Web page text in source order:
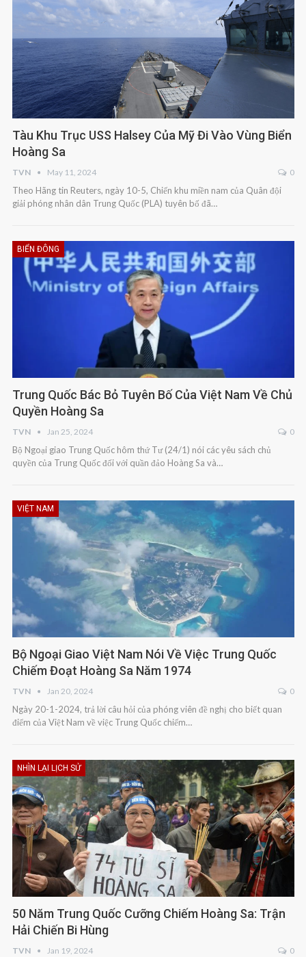
Tàu Khu Trục USS Halsey Của Mỹ Đi Vào Vùng Biển
Hoàng Sa
TVN May 11, 2024 0
Theo Hãng tin Reuters, ngày 10-5, Chiến khu miền nam của Quân đội
giải phóng nhân dân Trung Quốc (PLA) tuyên bố đã…
BIỂN ĐÔNG
Trung Quốc Bác Bỏ Tuyên Bố Của Việt Nam Về Chủ
Quyền Hoàng Sa
TVN Jan 25, 2024 0
Bộ Ngoại giao Trung Quốc hôm thứ Tư (24/1) nói các yêu sách chủ
quyền của Trung Quốc đối với quần đảo Hoàng Sa và…
VIỆT NAM
Bộ Ngoại Giao Việt Nam Nói Về Việc Trung Quốc
Chiếm Đoạt Hoàng Sa Năm 1974
TVN Jan 20, 2024 0
Ngày 20-1-2024, trả lời câu hỏi của phóng viên đề nghị cho biết quan
điểm của Việt Nam về việc Trung Quốc chiếm…
NHÌN LẠI LỊCH SỬ
50 Năm Trung Quốc Cưỡng Chiếm Hoàng Sa: Trận
Hải Chiến Bi Hùng
TVN Jan 19, 2024 0